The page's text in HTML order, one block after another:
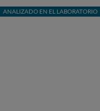
ANALIZADO EN EL LABORATORIO